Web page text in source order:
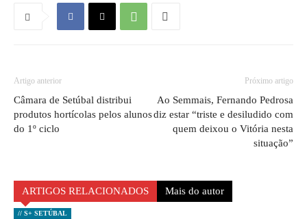
Artigo anterior
Câmara de Setúbal distribui
produtos hortícolas pelos alunos
do 1º ciclo
Próximo artigo
Ao Semmais, Fernando Pedrosa
diz estar “triste e desiludido com
quem deixou o Vitória nesta
situação”
ARTIGOS RELACIONADOS Mais do autor
// S+ SETÚBAL